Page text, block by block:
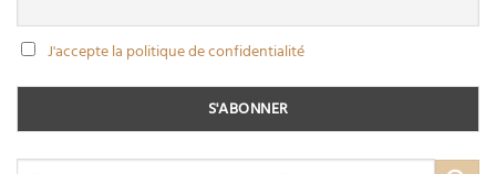
J'accepte la politique de confidentialité